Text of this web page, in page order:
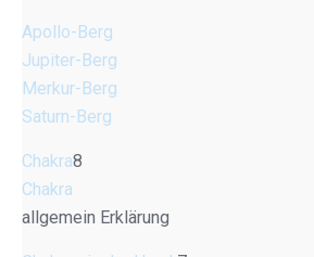
Apollo-Berg
Jupiter-Berg
Merkur-Berg
Saturn-Berg
Chakra8
Chakra
allgemein Erklärung